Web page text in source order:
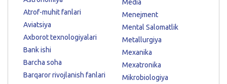
Atrof-muhit fanlari
Aviatsiya
Axborot texnologiyalari
Bank ishi
Barcha soha
Barqaror rivojlanish fanlari
Media
Menejment
Mental Salomatlik
Metallurgiya
Mexanika
Mexatronika
Mikrobiologiya